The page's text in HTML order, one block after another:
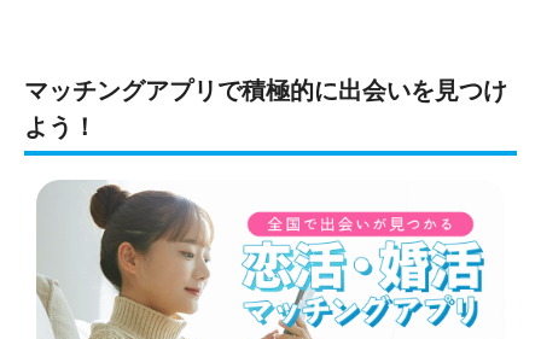
マッチングアプリで積極的に出会いを見つけ
よう！